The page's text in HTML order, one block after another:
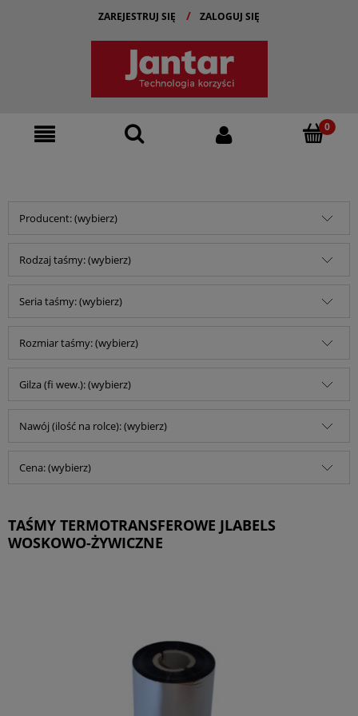
ZAREJESTRUJ SIĘ ZALOGUJ SIĘ
Producent: (wybierz)
Rodzaj taśmy: (wybierz)
Seria taśmy: (wybierz)
Rozmiar taśmy: (wybierz)
Gilza (fi wew.): (wybierz)
Nawój (ilość na rolce): (wybierz)
Cena: (wybierz)
TAŚMY TERMOTRANSFEROWE JLABELS
WOSKOWO-ŻYWICZNE